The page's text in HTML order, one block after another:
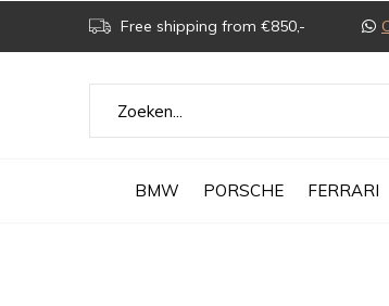
BMW PORSCHE FERRARI
Free shipping from €850,-